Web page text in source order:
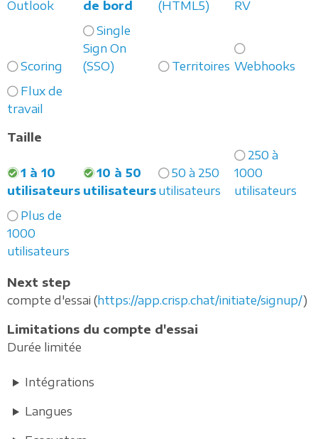
Outlook de bord (HTML5) RV
Scoring
Single
Sign On
(SSO)
Territoires Webhooks
Flux de
travail
Taille
1 à 10
utilisateurs
10 à 50
utilisateurs
50 à 250
utilisateurs
250 à
1000
utilisateurs
Plus de
1000
utilisateurs
Next step
compte d'essai (https://app.crisp.chat/initiate/signup/)
Limitations du compte d'essai
Durée limitée
Intégrations
Langues